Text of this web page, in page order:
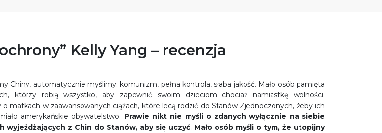
Kelly Yang – recenzja
Chiny, automatycznie myślimy: komunizm, pełna kontrola, słaba jakość. Mało osób pamięta
którzy robią wszystko, aby zapewnić swoim dzieciom chociaż namiastkę wolności.
o matkach w zaawansowanych ciążach, które lecą rodzić do Stanów Zjednoczonych, żeby ich
amerykańskie obywatelstwo. Prawie nikt nie myśli o zdanych wyłącznie na siebie
wyjeżdżających z Chin do Stanów, aby się uczyć. Mało osób myśli o tym, że utopijny